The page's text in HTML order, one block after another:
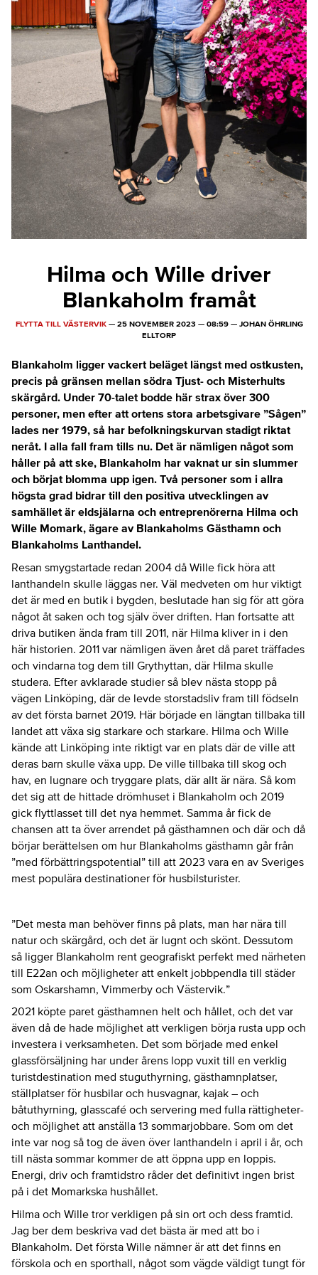
Hilma och Wille driver
Blankaholm framåt
FLYTTA TILL VÄSTERVIK— 25 NOVEMBER 2023 — 08:59— JOHAN ÖHRLING
ELLTORP
Blankaholm ligger vackert beläget längst med ostkusten,
precis på gränsen mellan södra Tjust- och Misterhults
skärgård. Under 70-talet bodde här strax över 300
personer, men efter att ortens stora arbetsgivare ”Sågen”
lades ner 1979, så har befolkningskurvan stadigt riktat
neråt. I alla fall fram tills nu. Det är nämligen något som
håller på att ske, Blankaholm har vaknat ur sin slummer
och börjat blomma upp igen. Två personer som i allra
högsta grad bidrar till den positiva utvecklingen av
samhället är eldsjälarna och entreprenörerna Hilma och
Wille Momark, ägare av Blankaholms Gästhamn och
Blankaholms Lanthandel.
Resan smygstartade redan 2004 då Wille fick höra att
lanthandeln skulle läggas ner. Väl medveten om hur viktigt
det är med en butik i bygden, beslutade han sig för att göra
något åt saken och tog själv över driften. Han fortsatte att
driva butiken ända fram till 2011, när Hilma kliver in i den
här historien. 2011 var nämligen även året då paret träffades
och vindarna tog dem till Grythyttan, där Hilma skulle
studera. Efter avklarade studier så blev nästa stopp på
vägen Linköping, där de levde storstadsliv fram till födseln
av det första barnet 2019. Här började en längtan tillbaka till
landet att växa sig starkare och starkare. Hilma och Wille
kände att Linköping inte riktigt var en plats där de ville att
deras barn skulle växa upp. De ville tillbaka till skog och
hav, en lugnare och tryggare plats, där allt är nära. Så kom
det sig att de hittade drömhuset i Blankaholm och 2019
gick flyttlasset till det nya hemmet. Samma år fick de
chansen att ta över arrendet på gästhamnen och där och då
börjar berättelsen om hur Blankaholms gästhamn går från
”med förbättringspotential” till att 2023 vara en av Sveriges
mest populära destinationer för husbilsturister.
”Det mesta man behöver finns på plats, man har nära till
natur och skärgård, och det är lugnt och skönt. Dessutom
så ligger Blankaholm rent geografiskt perfekt med närheten
till E22an och möjligheter att enkelt jobbpendla till städer
som Oskarshamn, Vimmerby och Västervik.”
2021 köpte paret gästhamnen helt och hållet, och det var
även då de hade möjlighet att verkligen börja rusta upp och
investera i verksamheten. Det som började med enkel
glassförsäljning har under årens lopp vuxit till en verklig
turistdestination med stuguthyrning, gästhamnplatser,
ställplatser för husbilar och husvagnar, kajak – och
båtuthyrning, glasscafé och servering med fulla rättigheter-
och möjlighet att anställa 13 sommarjobbare. Som om det
inte var nog så tog de även över lanthandeln i april i år, och
till nästa sommar kommer de att öppna upp en loppis.
Energi, driv och framtidstro råder det definitivt ingen brist
på i det Momarkska hushållet.
Hilma och Wille tror verkligen på sin ort och dess framtid.
Jag ber dem beskriva vad det bästa är med att bo i
Blankaholm. Det första Wille nämner är att det finns en
förskola och en sporthall, något som vägde väldigt tungt för